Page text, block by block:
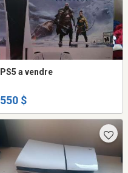
PS5 a vendre
550 $